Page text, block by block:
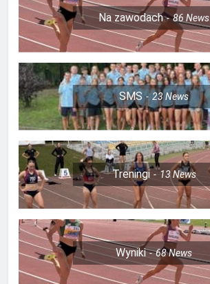
Na zawodach 86News
SMS 23News
Treningi 13News
Wyniki 68News